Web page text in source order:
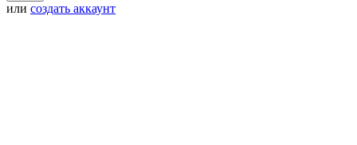
или создать аккаунт